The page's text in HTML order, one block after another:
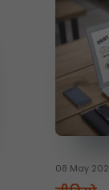
08 May